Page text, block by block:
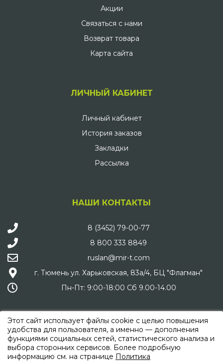
Акции
Связаться с нами
Возврат товара
Карта сайта
ЛИЧНЫЙ КАБИНЕТ
Личный кабинет
История заказов
Закладки
Рассылка
НАШИ КОНТАКТЫ
8 (3452) 79-00-77
8 800 333 8849
ruslan@mir-t.com
г. Тюмень ул. Харьковская, 83а/4, БЦ "Флагман"
Пн-Пт: 9:00-18:00 Сб 9.00-14.00
МЫ В СОЦИАЛЬНЫХ СЕТЯХ
Этот сайт использует файлы cookie с целью повышения
удобства для пользователя, а именно — дополнения
функциями социальных сетей, статистического анализа и
выбора сторонних сервисов. Более подробную
информацию см. на странице Политика